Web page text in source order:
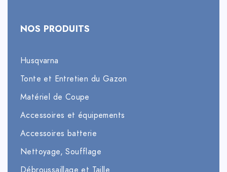
NOS PRODUITS
Husqvarna
Tonte et Entretien du Gazon
Matériel de Coupe
Accessoires et équipements
Accessoires batterie
Nettoyage, Soufflage